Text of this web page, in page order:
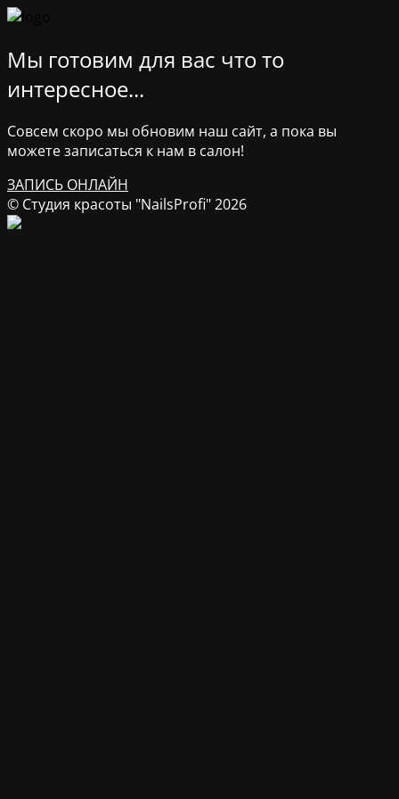
Мы готовим для вас что то
интересное...
Совсем скоро мы обновим наш сайт, а пока вы
можете записаться к нам в салон!
ЗАПИСЬ ОНЛАЙН
© Студия красоты "NailsProfi" 2026